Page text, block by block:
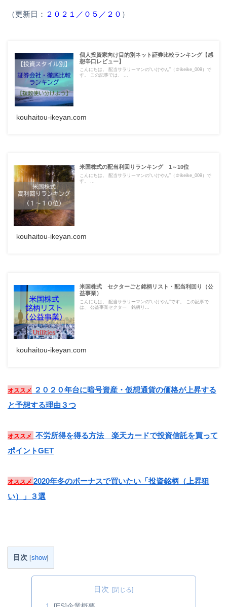
（更新日： ２０２１／０５／２０ ）
個人投資家向け目的別ネット証券比較ランキング【感
想辛口レビュー】
こんにちは。 配当サラリーマンの“いけやん”（＠ikeike_009）で
す。 この記事では、 ...
kouhaitou-ikeyan.com
米国株式の配当利回りランキング 1～10位
こんにちは。 配当サラリーマンの“いけやん”（＠ikeike_009）で
す。 ...
kouhaitou-ikeyan.com
米国株式 セクターごと銘柄リスト・配当利回り（公
益事業）
こんにちは。 配当サラリーマンの“いけやん”です。 この記事で
は、 公益事業セクター 銘柄リ...
kouhaitou-ikeyan.com
オススメ
２０２０年台に暗号資産・仮想通貨の価格が上昇する
と予想する理由３つ
オススメ
不労所得を得る方法 楽天カードで投資信託を買って
ポイントGET
オススメ 2020年冬のボーナスで買いたい「投資銘柄（上昇狙
い）」３選
目次 [show]
目次